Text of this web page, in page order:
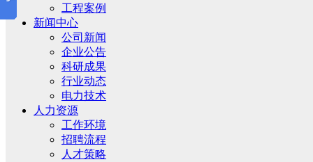
工程案例
新闻中心
公司新闻
企业公告
科研成果
行业动态
电力技术
人力资源
工作环境
招聘流程
人才策略